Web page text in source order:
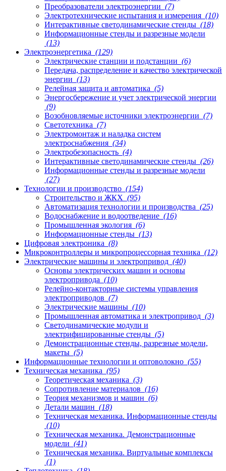
Преобразователи электроэнергии (7)
Электротехнические испытания и измерения (10)
Интерактивные светодинамические стенды (18)
Информационные стенды и разрезные модели
(13)
Электроэнергетика (129)
Электрические станции и подстанции (6)
Передача, распределение и качество электрической
энергии (13)
Релейная защита и автоматика (5)
Энергосбережение и учет электрической энергии
(9)
Возобновляемые источники электроэнергии (7)
Светотехника (7)
Электромонтаж и наладка систем
электроснабжения (34)
Электробезопасность (4)
Интерактивные светодинамические стенды (26)
Информационные стенды и разрезные модели
(27)
Технологии и производство (154)
Строительство и ЖКХ (95)
Автоматизация технологии и производства (25)
Водоснабжение и водоотведение (16)
Промышленная экология (6)
Информационные стенды (13)
Цифровая электроника (8)
Микроконтроллеры и микропроцессорная техника (12)
Электрические машины и электропривод (40)
Основы электрических машин и основы
электропривода (10)
Релейно-контакторные системы управления
электроприводов (7)
Электрические машины (10)
Промышленная автоматика и электропривод (3)
Светодинамические модули и
электрифицированные стенды (5)
Демонстрационные стенды, разрезные модели,
макеты (5)
Информационные технологии и оптоволокно (55)
Техническая механика (95)
Теоретическая механика (3)
Сопротивление материалов (16)
Теория механизмов и машин (6)
Детали машин (18)
Техническая механика. Информационные стенды
(10)
Техническая механика. Демонстрационные
модели (41)
Техническая механика. Виртуальные комплексы
(1)